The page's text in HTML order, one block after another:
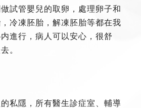
試管嬰兒的取卵，處理卵子和
冷凍胚胎，解凍胚胎等都在我
進行，病人可以安心，很舒
。
私隱，所有醫生診症室、輔導